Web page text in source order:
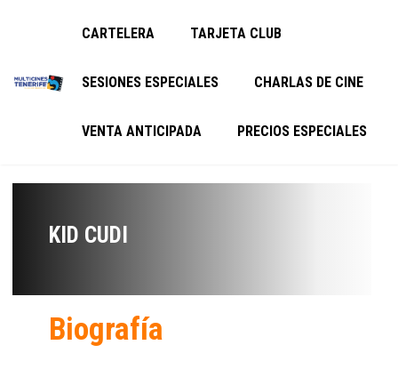
CARTELERA TARJETA CLUB
SESIONES ESPECIALES CHARLAS DE CINE
VENTA ANTICIPADA PRECIOS ESPECIALES
KID CUDI
Biografía